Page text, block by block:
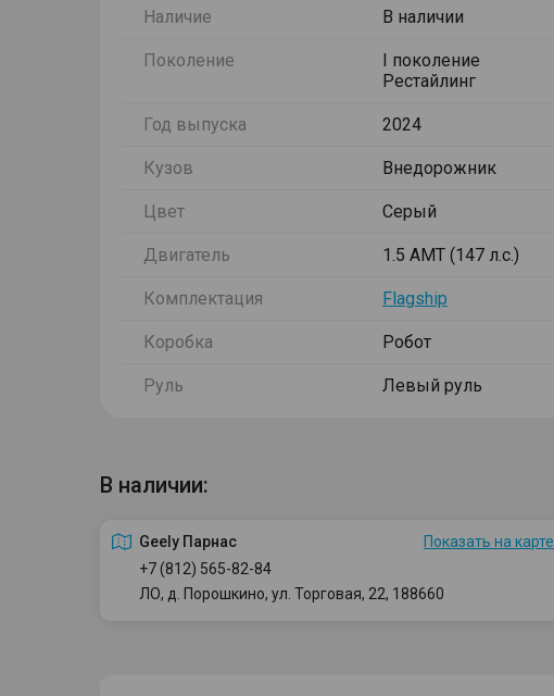
Наличие В наличии
Поколение
I поколение
Рестайлинг
Год выпуска 2024
Кузов Внедорожник
Цвет Серый
Двигатель 1.5 AMT (147 л.с.)
Комплектация Flagship
Коробка Робот
Руль Левый руль
В наличии:
Geely Парнас
Показать на карте
+7 (812) 565-82-84
ЛО, д. Порошкино, ул. Торговая, 22, 188660